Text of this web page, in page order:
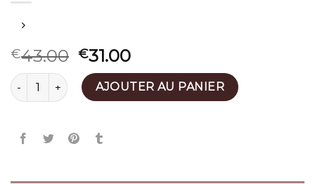
€43.00 €31.00
quantité de sac zadig et voltaire rocky
AJOUTER AU PANIER